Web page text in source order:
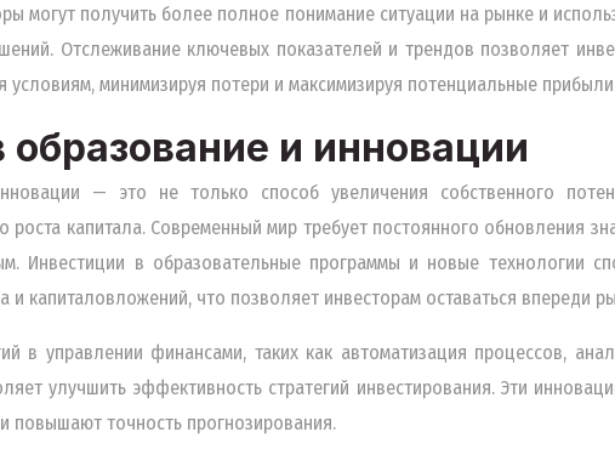
могут получить более полное понимание ситуации на рынке и
Отслеживание ключевых показателей и трендов позволяет
условиям, минимизируя потери и максимизируя потенциальные
и инновации
— это не только способ увеличения собственного
роста капитала. Современный мир требует постоянного обновления
Инвестиции в образовательные программы и новые технологии
капиталовложений, что позволяет инвесторам оставаться впереди
в управлении финансами, таких как автоматизация процессов,
улучшить эффективность стратегий инвестирования. Эти
повышают точность прогнозирования.